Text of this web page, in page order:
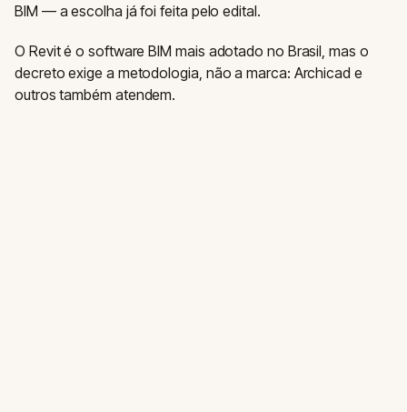
BIM — a escolha já foi feita pelo edital.
O Revit é o software BIM mais adotado no Brasil, mas o
decreto exige a metodologia, não a marca: Archicad e
outros também atendem.